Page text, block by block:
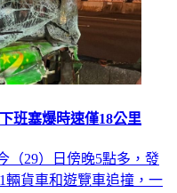
班塞爆時速僅18公里
（29）日傍晚5點多，發
輛貨車和遊覽車追撞，一